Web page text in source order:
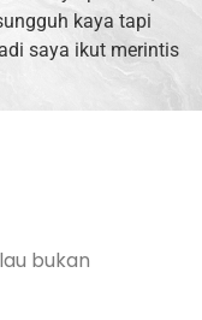
kaya tapi
saya ikut merintis
bukan